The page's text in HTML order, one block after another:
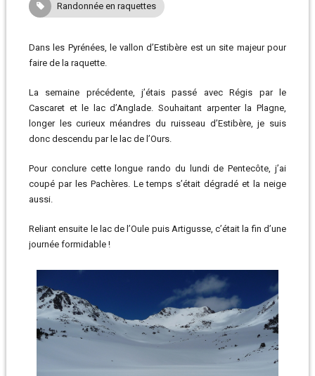
Randonnée en raquettes
Dans les Pyrénées, le vallon d’Estibère est un site majeur pour
faire de la raquette.
La semaine précédente, j’étais passé avec Régis par le
Cascaret et le lac d’Anglade. Souhaitant arpenter la Plagne,
longer les curieux méandres du ruisseau d’Estibère, je suis
donc descendu par le lac de l’Ours.
Pour conclure cette longue rando du lundi de Pentecôte, j’ai
coupé par les Pachères. Le temps s’était dégradé et la neige
aussi.
Reliant ensuite le lac de l’Oule puis Artigusse, c’était la fin d’une
journée formidable !